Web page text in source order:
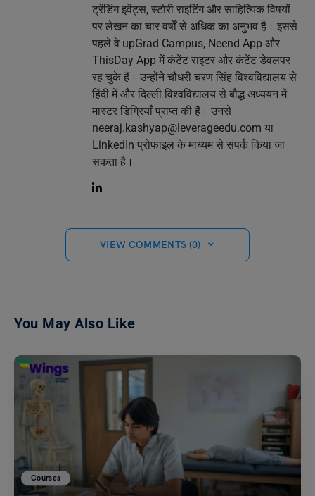
ट्रेंडिंग इवेंट्स, स्टोरी राइटिंग और साहित्यिक विषयों
पर लेखन का चार वर्षों से अधिक का अनुभव है। इससे
पहले वे upGrad Campus, Neend App और
ThisDay App में कंटेंट राइटर और कंटेंट डेवलपर
रह चुके हैं। उन्होंने चौधरी चरण सिंह विश्वविद्यालय से
हिंदी में और दिल्ली विश्वविद्यालय से बौद्ध अध्ययन में
मास्टर डिग्रियाँ प्राप्त की हैं। उनसे
neeraj.kashyap@leverageedu.com या
LinkedIn प्रोफाइल के माध्यम से संपर्क किया जा
सकता है।
VIEW COMMENTS (0)
You May Also Like
Courses